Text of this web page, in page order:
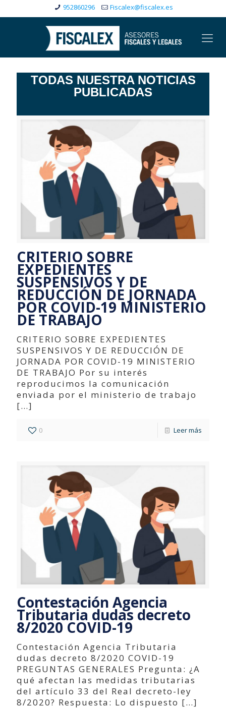
952860296 Fiscalex@fiscalex.es
TODAS NUESTRA NOTICIAS
PUBLICADAS
CRITERIO SOBRE
EXPEDIENTES
SUSPENSIVOS Y DE
REDUCCIÓN DE JORNADA
POR COVID-19 MINISTERIO
DE TRABAJO
CRITERIO SOBRE EXPEDIENTES
SUSPENSIVOS Y DE REDUCCIÓN DE
JORNADA POR COVID-19 MINISTERIO
DE TRABAJO Por su interés
reproducimos la comunicación
enviada por el ministerio de trabajo
[…]
0 Leer más
Contestación Agencia
Tributaria dudas decreto
8/2020 COVID-19
Contestación Agencia Tributaria
dudas decreto 8/2020 COVID-19
PREGUNTAS GENERALES Pregunta: ¿A
qué afectan las medidas tributarias
del artículo 33 del Real decreto-ley
8/2020? Respuesta: Lo dispuesto […]